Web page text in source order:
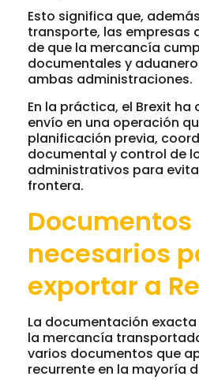
Esto significa que,
transporte, las empresas
de que la mercancía
documentales y
ambas administraciones.
En la práctica, el Brexit
envío en una operación
planificación previa,
documental y control de
administrativos para
frontera.
Documentos
necesarios
exportar a
La documentación
la mercancía
varios documentos que
recurrente en la mayoría